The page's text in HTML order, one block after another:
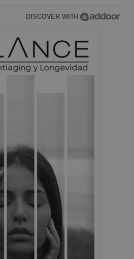
DISCOVER WITH